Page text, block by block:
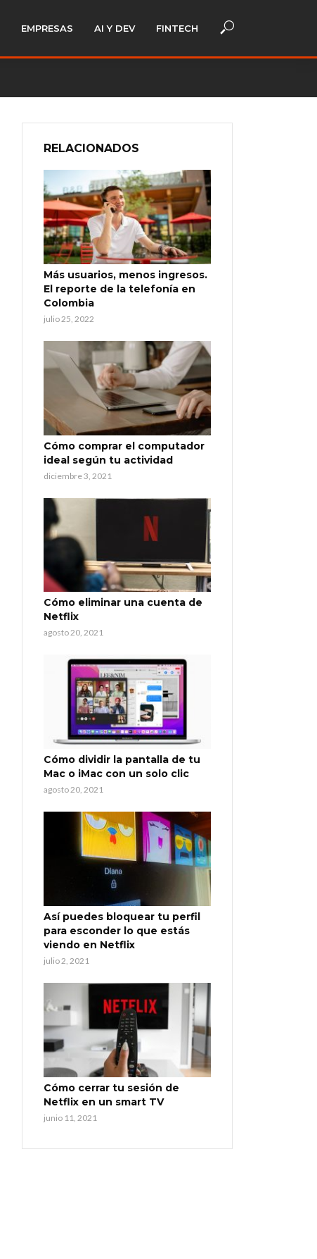
EMPRESAS AI Y DEV FINTECH
RELACIONADOS
Más usuarios, menos ingresos.
El reporte de la telefonía en
Colombia
julio 25, 2022
Cómo comprar el computador
ideal según tu actividad
diciembre 3, 2021
Cómo eliminar una cuenta de
Netflix
agosto 20, 2021
Cómo dividir la pantalla de tu
Mac o iMac con un solo clic
agosto 20, 2021
Así puedes bloquear tu perfil
para esconder lo que estás
viendo en Netflix
julio 2, 2021
Cómo cerrar tu sesión de
Netflix en un smart TV
junio 11, 2021